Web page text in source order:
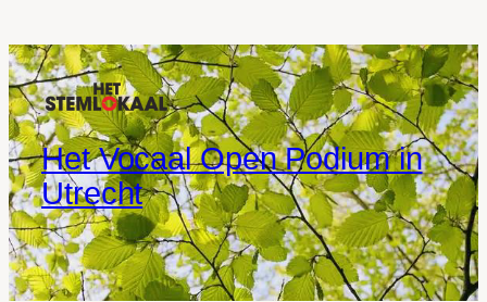
Het Vocaal Open Podium in
Utrecht